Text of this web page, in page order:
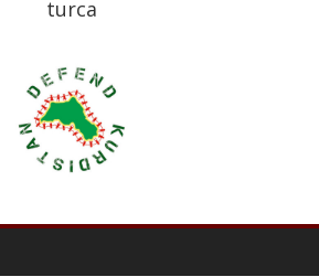
turca